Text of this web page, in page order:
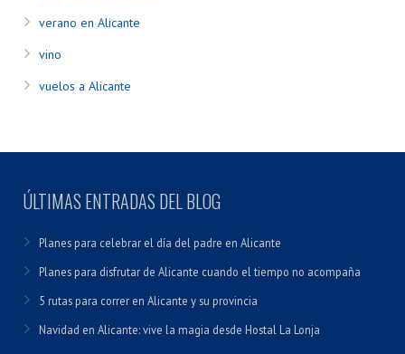
verano en Alicante
vino
vuelos a Alicante
ÚLTIMAS ENTRADAS DEL BLOG
Planes para celebrar el día del padre en Alicante
Planes para disfrutar de Alicante cuando el tiempo no acompaña
5 rutas para correr en Alicante y su provincia
Navidad en Alicante: vive la magia desde Hostal La Lonja